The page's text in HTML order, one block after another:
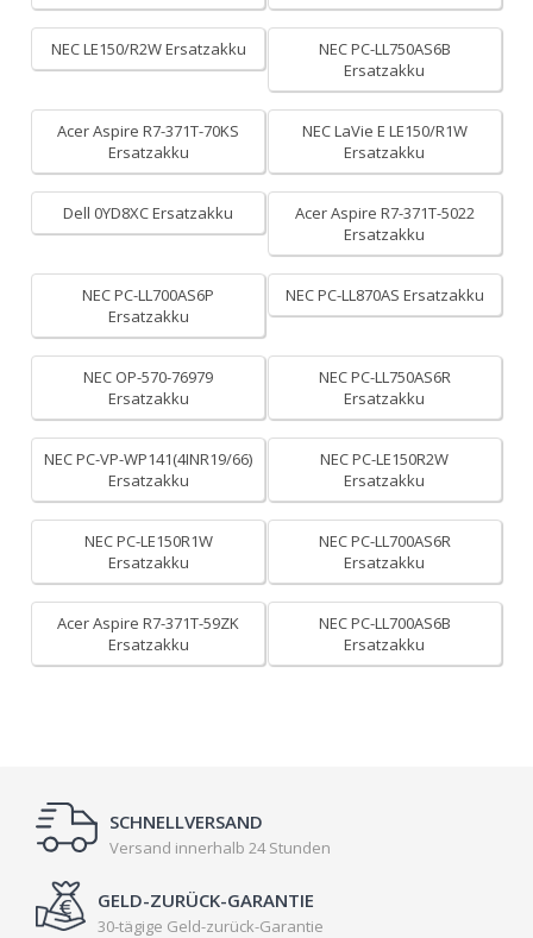
NEC LE150/R2W Ersatzakku
NEC PC-LL750AS6B
Ersatzakku
Acer Aspire R7-371T-70KS
Ersatzakku
NEC LaVie E LE150/R1W
Ersatzakku
Dell 0YD8XC Ersatzakku
Acer Aspire R7-371T-5022
Ersatzakku
NEC PC-LL700AS6P
Ersatzakku
NEC PC-LL870AS Ersatzakku
NEC OP-570-76979
Ersatzakku
NEC PC-LL750AS6R
Ersatzakku
NEC PC-VP-WP141(4INR19/66)
Ersatzakku
NEC PC-LE150R2W
Ersatzakku
NEC PC-LE150R1W
Ersatzakku
NEC PC-LL700AS6R
Ersatzakku
Acer Aspire R7-371T-59ZK
Ersatzakku
NEC PC-LL700AS6B
Ersatzakku
SCHNELLVERSAND
Versand innerhalb 24 Stunden
GELD-ZURÜCK-GARANTIE
30-tägige Geld-zurück-Garantie